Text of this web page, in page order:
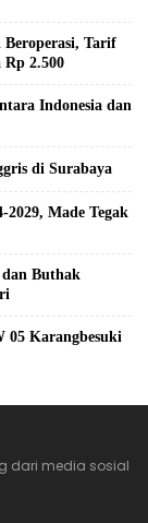
Tarif
Rp 2.500
di Surabaya
Made Tegak
Buthak
05 Karangbesuki
dari media sosial